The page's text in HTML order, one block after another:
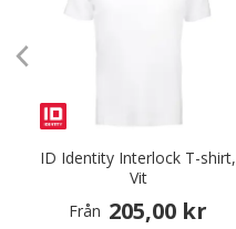
ID Identity Interlock T-shirt,
Vit
Från 205,00 kr